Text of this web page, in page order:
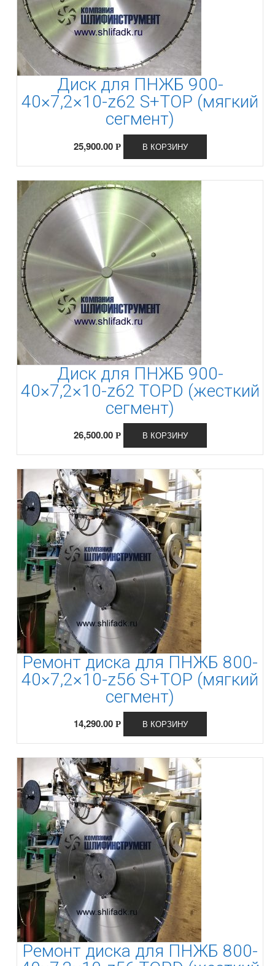
Диск для ПНЖБ 900-
40×7,2×10-z62 S+TOP (мягкий
сегмент)
25,900.00 Р В КОРЗИНУ
Диск для ПНЖБ 900-
40×7,2×10-z62 TOPD (жесткий
сегмент)
26,500.00 Р В КОРЗИНУ
Ремонт диска для ПНЖБ 800-
40×7,2×10-z56 S+TOP (мягкий
сегмент)
14,290.00 Р В КОРЗИНУ
Ремонт диска для ПНЖБ 800-